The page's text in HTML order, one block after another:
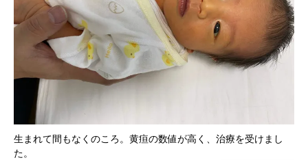
生まれて間もなくのころ。黄疸の数値が高く、治療を受けまし
た。